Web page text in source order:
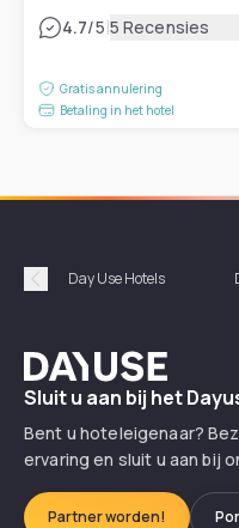
4.7/5|5 Recensies
Gratis annulering
Betaling in het hotel
Précédent
Day Use Hotels
Dayuse
Sluit u aan bij het
Bent u hoteleigenaar?
ervaring en sluit u aan bij
Partner worden!